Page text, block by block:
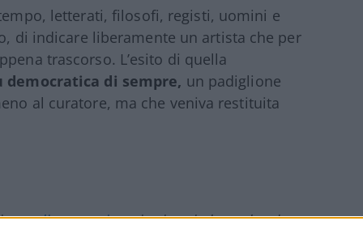
letterati, filosofi, registi, uomini e
di indicare liberamente un artista che per
trascorso. L’esito di quella
democratica di sempre, un padiglione
al curatore, ma che veniva restituita
cliccare quiper iscriversi al canale ed